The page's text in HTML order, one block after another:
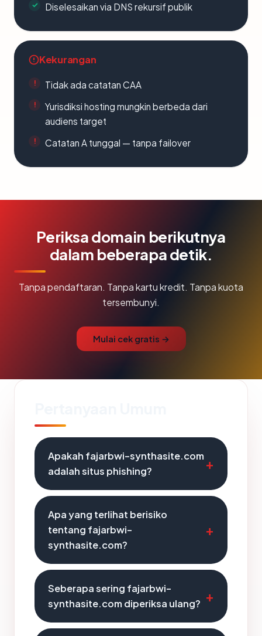
Diselesaikan via DNS rekursif publik
Kekurangan
Tidak ada catatan CAA
Yurisdiksi hosting mungkin berbeda dari
audiens target
Catatan A tunggal — tanpa failover
Periksa domain berikutnya
dalam beberapa detik.
Tanpa pendaftaran. Tanpa kartu kredit. Tanpa kuota
tersembunyi.
Mulai cek gratis →
Apakah fajarbwi-synthasite.com
adalah situs phishing?
Apa yang terlihat berisiko
tentang fajarbwi-
synthasite.com?
Seberapa sering fajarbwi-
synthasite.com diperiksa ulang?